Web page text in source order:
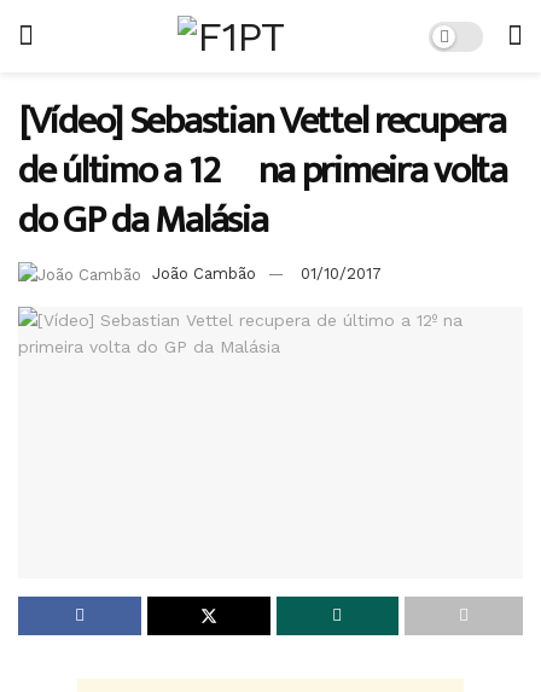
[Vídeo] Sebastian Vettel recupera
de último a 12º na primeira volta
do GP da Malásia
João Cambão 01/10/2017